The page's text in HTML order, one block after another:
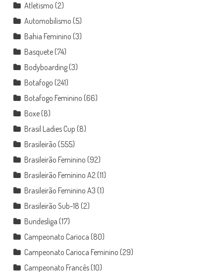
Atletismo (2)
Automobilismo (5)
Bahia Feminino (3)
Basquete(74)
Bodyboarding(3)
Botafogo (241)
Botafogo Feminino (66)
Boxe(8)
Brasil Ladies Cup (8)
Brasileirão (555)
Brasileirão Feminino (92)
Brasileirão Feminino A2(11)
Brasileirão Feminino A3 (1)
Brasileirão Sub-18 (2)
Bundesliga (17)
Campeonato Carioca (80)
Campeonato Carioca Feminino (29)
Campeonato Francês(10)